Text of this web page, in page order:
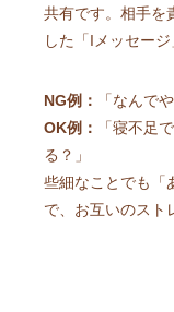
共有です。相手を
した「Iメッセー
NG例：
「なんで
OK例：
「寝不足
る？」
些細なことでも「
で、お互いのスト